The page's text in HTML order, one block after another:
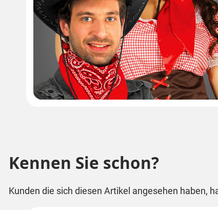
Kennen Sie schon?
Kunden die sich diesen Artikel angesehen haben,